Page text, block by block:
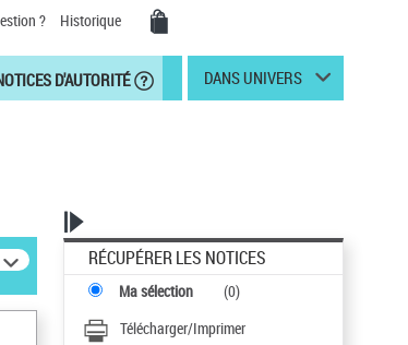
? Historique
D'AUTORITÉ DANS UNIVERS
RÉCUPÉRER LES NOTICES
Ma sélection (0)
Télécharger/Imprimer